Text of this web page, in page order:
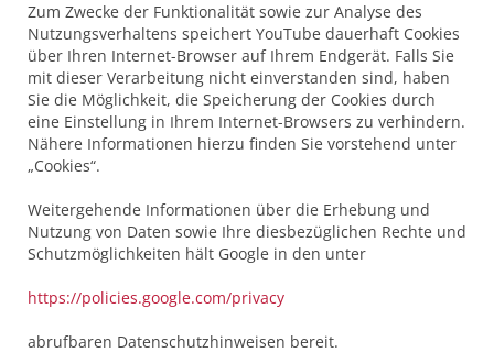
Zum Zwecke der Funktionalität sowie zur Analyse des
Nutzungsverhaltens speichert YouTube dauerhaft Cookies
über Ihren Internet-Browser auf Ihrem Endgerät. Falls Sie
mit dieser Verarbeitung nicht einverstanden sind, haben
Sie die Möglichkeit, die Speicherung der Cookies durch
eine Einstellung in Ihrem Internet-Browsers zu verhindern.
Nähere Informationen hierzu finden Sie vorstehend unter
„Cookies“.
Weitergehende Informationen über die Erhebung und
Nutzung von Daten sowie Ihre diesbezüglichen Rechte und
Schutzmöglichkeiten hält Google in den unter
https://policies.google.com/privacy
abrufbaren Datenschutzhinweisen bereit.